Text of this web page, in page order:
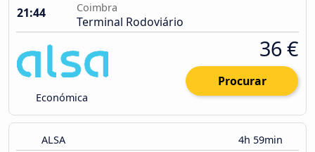
21:44
Coimbra
Terminal Rodoviário
Económica
36 €
Procurar
ALSA 4h 59min